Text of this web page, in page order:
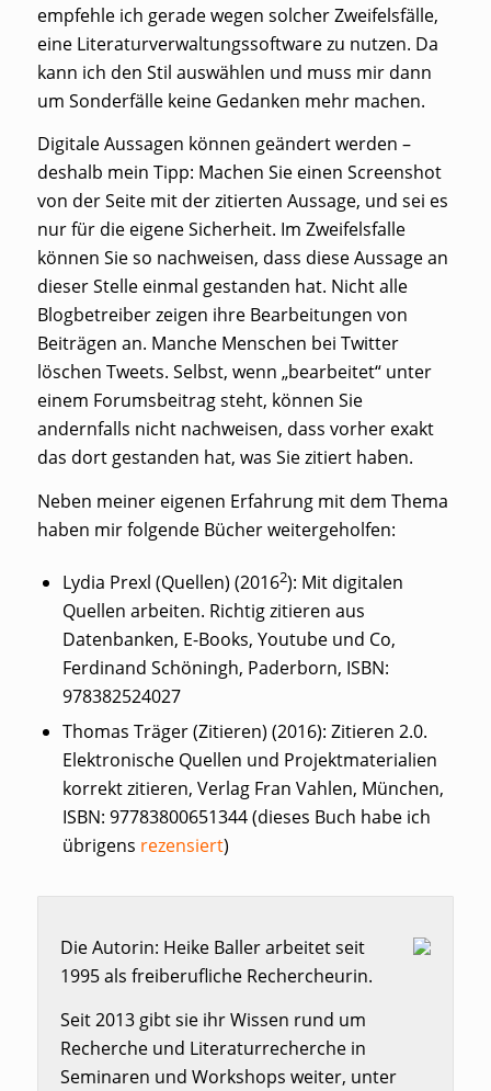
empfehle ich gerade wegen solcher Zweifelsfälle,
eine Literaturverwaltungssoftware zu nutzen. Da
kann ich den Stil auswählen und muss mir dann
um Sonderfälle keine Gedanken mehr machen.
Digitale Aussagen können geändert werden –
deshalb mein Tipp: Machen Sie einen Screenshot
von der Seite mit der zitierten Aussage, und sei es
nur für die eigene Sicherheit. Im Zweifelsfalle
können Sie so nachweisen, dass diese Aussage an
dieser Stelle einmal gestanden hat. Nicht alle
Blogbetreiber zeigen ihre Bearbeitungen von
Beiträgen an. Manche Menschen bei Twitter
löschen Tweets. Selbst, wenn „bearbeitet“ unter
einem Forumsbeitrag steht, können Sie
andernfalls nicht nachweisen, dass vorher exakt
das dort gestanden hat, was Sie zitiert haben.
Neben meiner eigenen Erfahrung mit dem Thema
haben mir folgende Bücher weitergeholfen:
Lydia Prexl (Quellen) (20162): Mit digitalen
Quellen arbeiten. Richtig zitieren aus
Datenbanken, E-Books, Youtube und Co,
Ferdinand Schöningh, Paderborn, ISBN:
978382524027
Thomas Träger (Zitieren) (2016): Zitieren 2.0.
Elektronische Quellen und Projektmaterialien
korrekt zitieren, Verlag Fran Vahlen, München,
ISBN: 97783800651344 (dieses Buch habe ich
übrigens rezensiert)
Die Autorin: Heike Baller arbeitet seit
1995 als freiberufliche Rechercheurin.
Seit 2013 gibt sie ihr Wissen rund um
Recherche und Literaturrecherche in
Seminaren und Workshops weiter, unter